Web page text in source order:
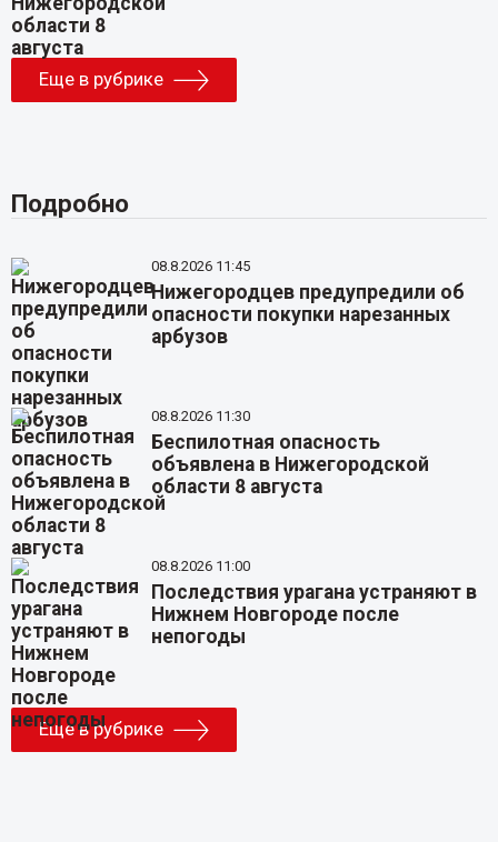
Еще в рубрике
Подробно
08.8.2026 11:45
Нижегородцев предупредили об
опасности покупки нарезанных
арбузов
08.8.2026 11:30
Беспилотная опасность
объявлена в Нижегородской
области 8 августа
08.8.2026 11:00
Последствия урагана устраняют в
Нижнем Новгороде после
непогоды
Еще в рубрике